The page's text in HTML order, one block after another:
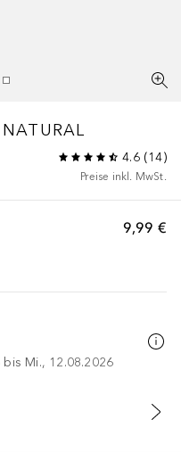
NATURAL
4.6(14)
Preise inkl. MwSt.
9,99 €
Mi., 12.08.2026